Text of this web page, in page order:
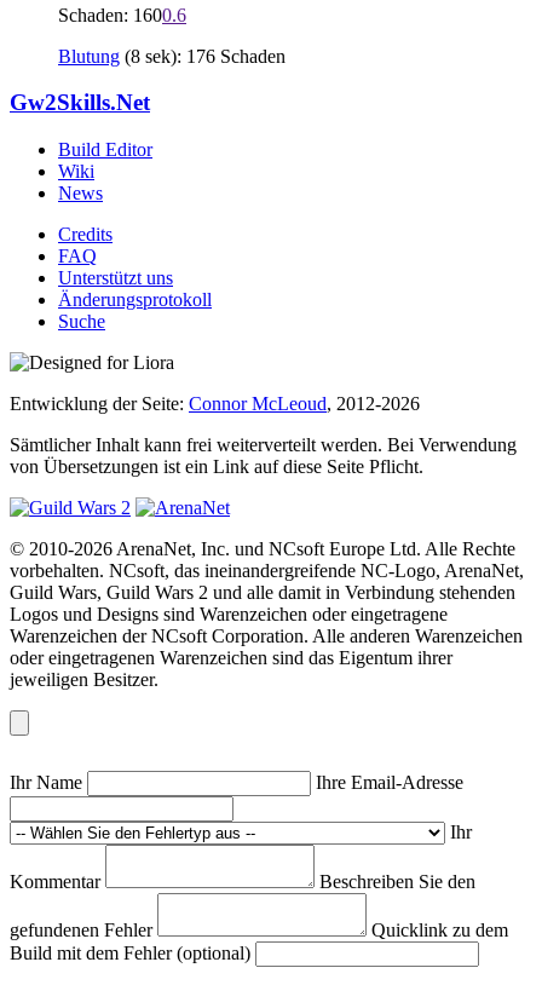
Schaden: 1600.6
Blutung (8 sek): 176 Schaden
Gw2Skills.Net
Build Editor
Wiki
News
Credits
FAQ
Unterstützt uns
Änderungsprotokoll
Suche
Entwicklung der Seite: Connor McLeoud, 2012-2026
Sämtlicher Inhalt kann frei weiterverteilt werden. Bei Verwendung
von Übersetzungen ist ein Link auf diese Seite Pflicht.
© 2010-2026 ArenaNet, Inc. und NCsoft Europe Ltd. Alle Rechte
vorbehalten. NCsoft, das ineinandergreifende NC-Logo, ArenaNet,
Guild Wars, Guild Wars 2 und alle damit in Verbindung stehenden
Logos und Designs sind Warenzeichen oder eingetragene
Warenzeichen der NCsoft Corporation. Alle anderen Warenzeichen
oder eingetragenen Warenzeichen sind das Eigentum ihrer
jeweiligen Besitzer.
Ihr Name Ihre Email-Adresse
Ihr
Kommentar Beschreiben Sie den
gefundenen Fehler
Quicklink zu dem
Build mit dem Fehler (optional)